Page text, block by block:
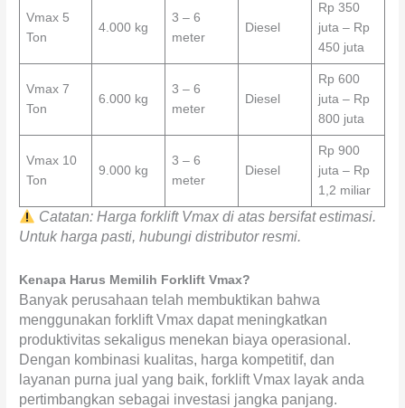
Vmax 5
Ton
4.000 kg
3 – 6
meter
Diesel
Rp 350
juta – Rp
450 juta
Vmax 7
Ton
6.000 kg
3 – 6
meter
Diesel
Rp 600
juta – Rp
800 juta
Vmax 10
Ton
9.000 kg
3 – 6
meter
Diesel
Rp 900
juta – Rp
1,2 miliar
Catatan: Harga forklift Vmax di atas bersifat estimasi.
Untuk harga pasti, hubungi distributor resmi.
Kenapa Harus Memilih Forklift Vmax?
Banyak perusahaan telah membuktikan bahwa
menggunakan forklift Vmax dapat meningkatkan
produktivitas sekaligus menekan biaya operasional.
Dengan kombinasi kualitas, harga kompetitif, dan
layanan purna jual yang baik, forklift Vmax layak anda
pertimbangkan sebagai investasi jangka panjang.